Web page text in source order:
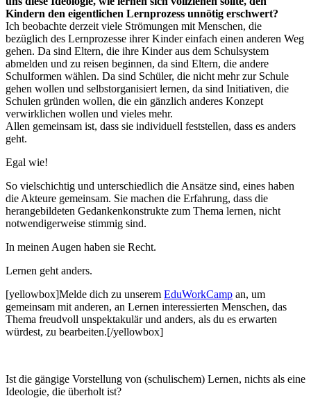
Kindern den eigentlichen Lernprozess unnötig erschwert?
Ich beobachte derzeit viele Strömungen mit Menschen, die
bezüglich des Lernprozesse ihrer Kinder einfach einen anderen Weg
gehen. Da sind Eltern, die ihre Kinder aus dem Schulsystem
abmelden und zu reisen beginnen, da sind Eltern, die andere
Schulformen wählen. Da sind Schüler, die nicht mehr zur Schule
gehen wollen und selbstorganisiert lernen, da sind Initiativen, die
Schulen gründen wollen, die ein gänzlich anderes Konzept
verwirklichen wollen und vieles mehr.
Allen gemeinsam ist, dass sie individuell feststellen, dass es anders
geht.
Egal wie!
So vielschichtig und unterschiedlich die Ansätze sind, eines haben
die Akteure gemeinsam. Sie machen die Erfahrung, dass die
herangebildeten Gedankenkonstrukte zum Thema lernen, nicht
notwendigerweise stimmig sind.
In meinen Augen haben sie Recht.
Lernen geht anders.
[yellowbox]Melde dich zu unserem EduWorkCamp an, um
gemeinsam mit anderen, an Lernen interessierten Menschen, das
Thema freudvoll unspektakulär und anders, als du es erwarten
würdest, zu bearbeiten.[/yellowbox]
Ist die gängige Vorstellung von (schulischem) Lernen, nichts als eine
Ideologie, die überholt ist?